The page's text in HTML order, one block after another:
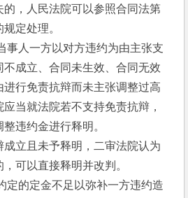
，人民法院可以参照合同法第
定处理。
事人一方以对方违约为由主张支
成立、合同未生效、合同无效
行免责抗辩而未主张调整过高
当就法院若不支持免责抗辩，
违约金进行释明。
立且未予释明，二审法院认为
可以直接释明并改判。
定的定金不足以弥补一方违约造